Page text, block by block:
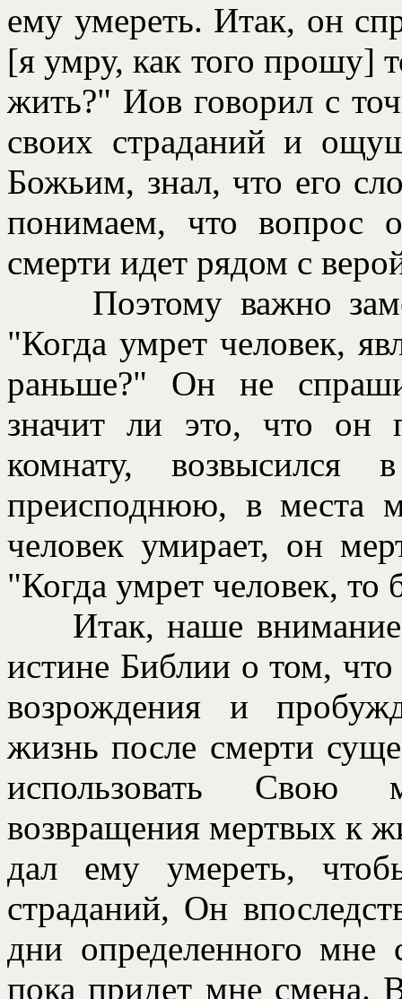
ему умереть. Итак, он
[я умру, как того прошу]
жить?" Иов говорил с
своих страданий и
Божьим, знал, что его
понимаем, что вопрос
смерти идет рядом с
Поэтому важно
"Когда умрет человек,
раньше?" Он не
значит ли это, что он
комнату,
преисподнюю, в места
человек умирает, он
"Когда умрет человек, то
Итак, наше внимание
истине Библии о том,
возрождения и
жизнь после смерти
использовать Свою
возвращения мертвых к
дал ему умереть,
страданий, Он
дни определенного
пока придет мне смена.